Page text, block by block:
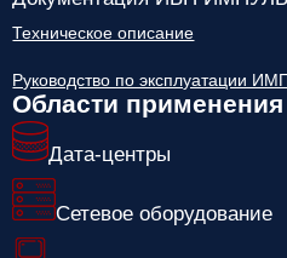
Техническое описание
Руководство по эксплуатации
Области применения
Дата-центры
Сетевое оборудование